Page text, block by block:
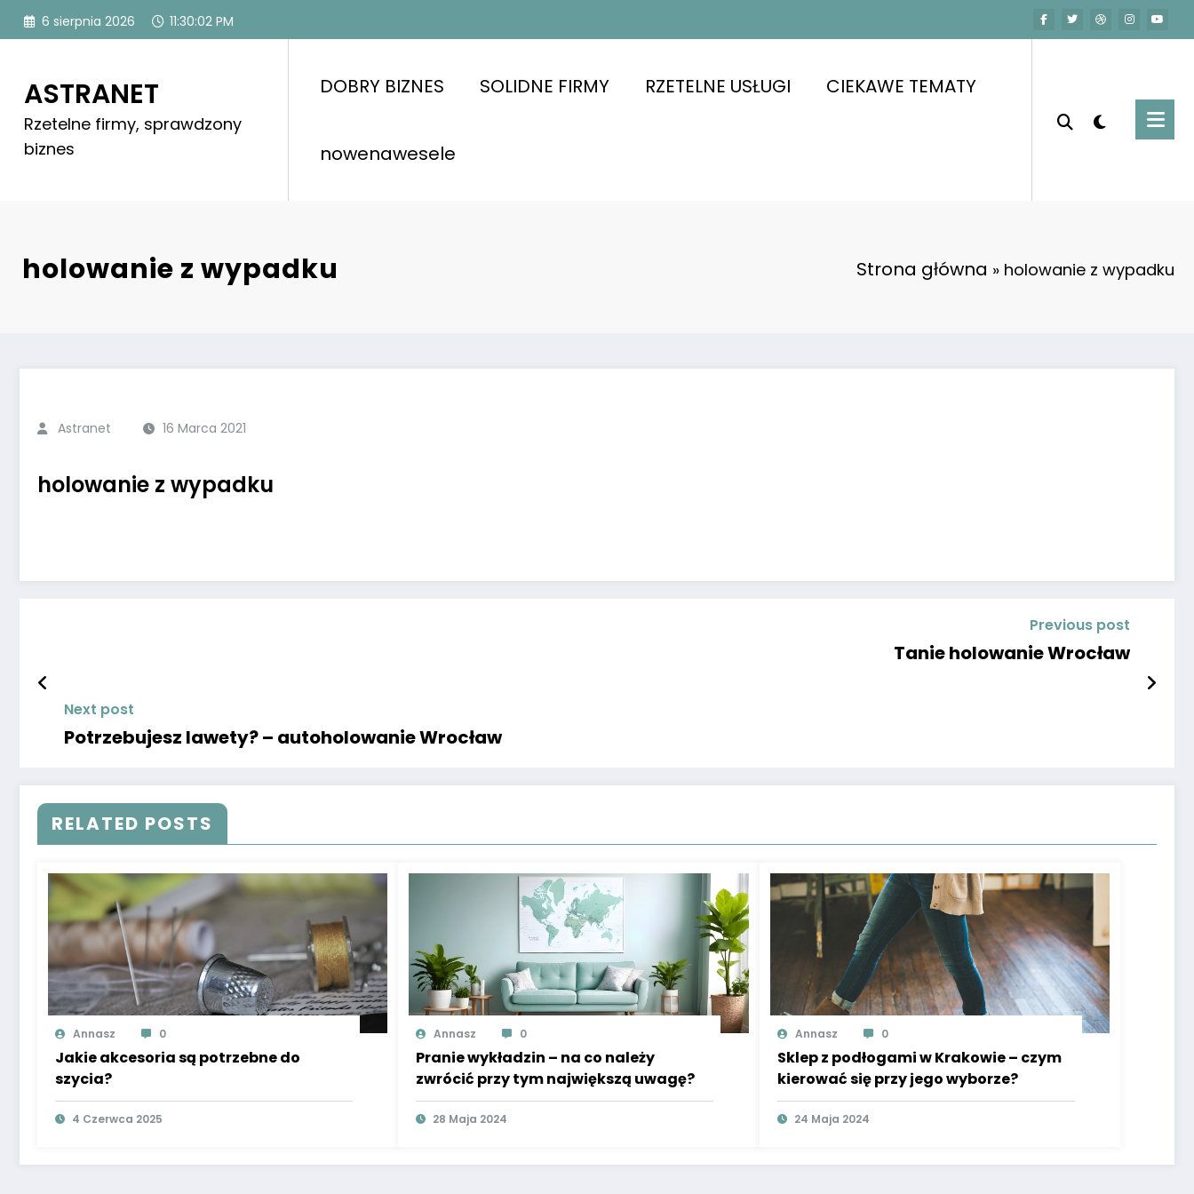
Skip
6 sierpnia 2026 11:30:02 PM
ASTRANET
Rzetelne firmy, sprawdzony
biznes
DOBRY BIZNES SOLIDNE FIRMY RZETELNE USŁUGI CIEKAWE TEMATY
nowenawesele
holowanie z wypadku Strona główna » holowanie z wypadku
Astranet 16 Marca 2021
holowanie z wypadku
Previous post
Tanie holowanie Wrocław
Next post
Potrzebujesz lawety? – autoholowanie Wrocław
RELATED POSTS
Annasz 0
Jakie akcesoria są potrzebne do
szycia?
4 Czerwca 2025
Annasz 0
Pranie wykładzin – na co należy
zwrócić przy tym największą uwagę?
28 Maja 2024
Annasz 0
Sklep z podłogami w Krakowie – czym
kierować się przy jego wyborze?
24 Maja 2024